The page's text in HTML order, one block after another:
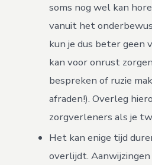
soms nog wel kan
vanuit het
kun je dus beter geen
kan voor onrust
bespreken of ruzie
afraden!). Overleg
zorgverleners als je
Het kan enige tijd
overlijdt.